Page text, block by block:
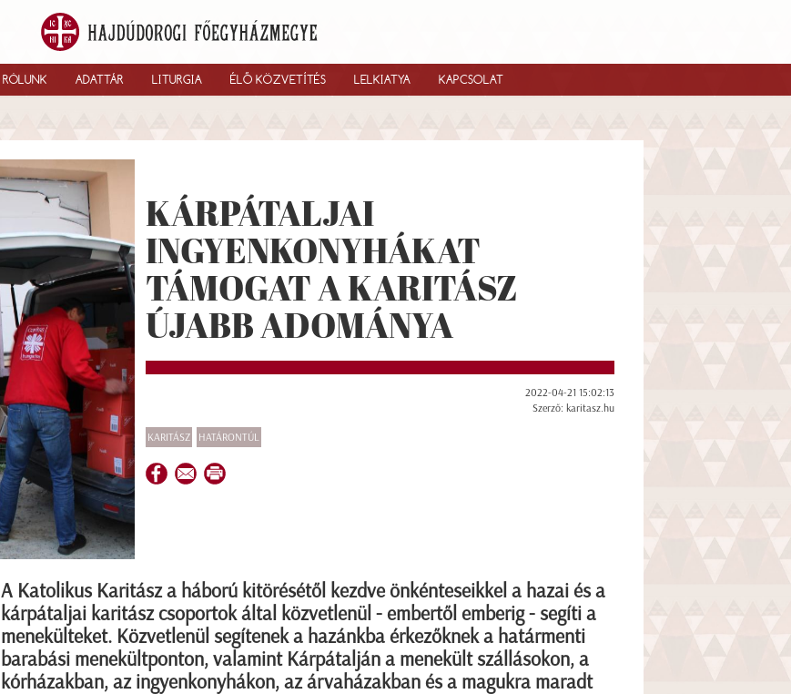
RÓLUNK ADATTÁR LITURGIA ÉLŐ KÖZVETÍTÉS LELKIATYA KAPCSOLAT
KÁRPÁTALJAI
INGYENKONYHÁKAT
TÁMOGAT A KARITÁSZ
ÚJABB ADOMÁNYA
2022-04-21 15:02:13
Szerző: karitasz.hu
KARITÁSZ HATÁRONTÚL
A Katolikus Karitász a háború kitörésétől kezdve önkénteseikkel a hazai és a
kárpátaljai karitász csoportok által közvetlenül - embertől emberig - segíti a
menekülteket. Közvetlenül segítenek a hazánkba érkezőknek a határmenti
barabási menekültponton, valamint Kárpátalján a menekült szállásokon, a
kórházakban, az ingyenkonyhákon, az árvaházakban és a magukra maradt